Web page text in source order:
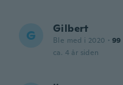
G Gilbert
Ble med i 2020 · 99
ca. 4 år siden